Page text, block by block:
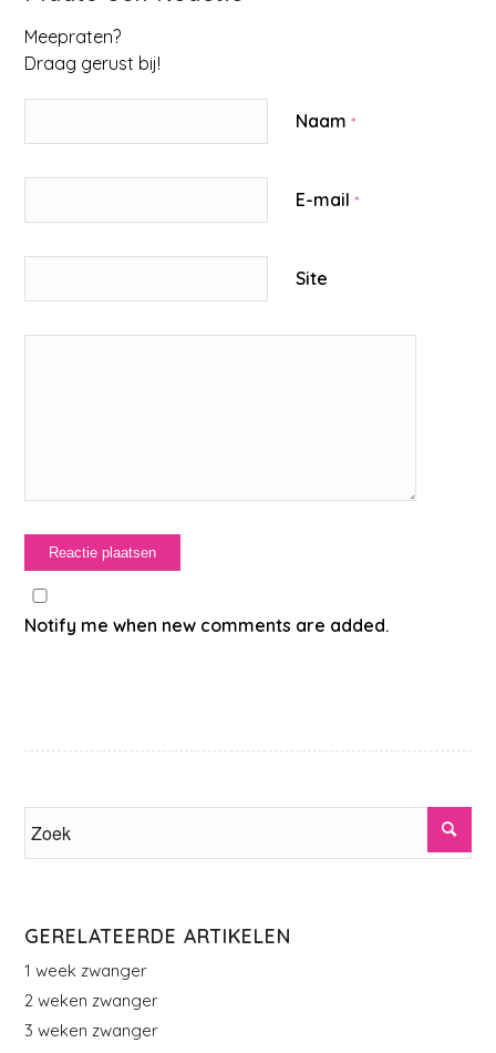
Meepraten?
Draag gerust bij!
Naam*
E-mail*
Site
Notify me when new comments are added.
GERELATEERDE ARTIKELEN
1 week zwanger
2 weken zwanger
3 weken zwanger